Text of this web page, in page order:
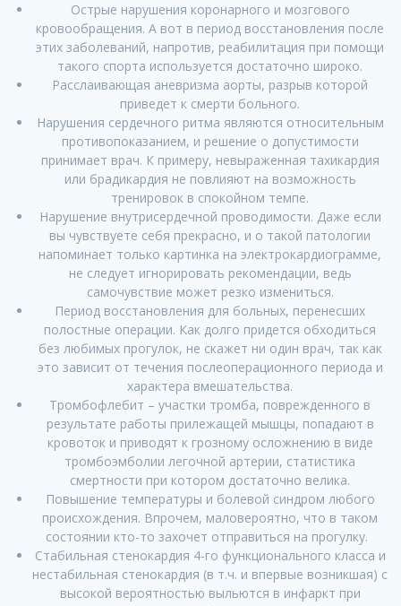
Острые нарушения коронарного и мозгового
кровообращения. А вот в период восстановления после
этих заболеваний, напротив, реабилитация при помощи
такого спорта используется достаточно широко.
Расслаивающая аневризма аорты, разрыв которой
приведет к смерти больного.
Нарушения сердечного ритма являются относительным
противопоказанием, и решение о допустимости
принимает врач. К примеру, невыраженная тахикардия
или брадикардия не повлияют на возможность
тренировок в спокойном темпе.
Нарушение внутрисердечной проводимости. Даже если
вы чувствуете себя прекрасно, и о такой патологии
напоминает только картинка на электрокардиограмме,
не следует игнорировать рекомендации, ведь
самочувствие может резко измениться.
Период восстановления для больных, перенесших
полостные операции. Как долго придется обходиться
без любимых прогулок, не скажет ни один врач, так как
это зависит от течения послеоперационного периода и
характера вмешательства.
Тромбофлебит – участки тромба, поврежденного в
результате работы прилежащей мышцы, попадают в
кровоток и приводят к грозному осложнению в виде
тромбоэмболии легочной артерии, статистика
смертности при котором достаточно велика.
Повышение температуры и болевой синдром любого
происхождения. Впрочем, маловероятно, что в таком
состоянии кто-то захочет отправиться на прогулку.
Стабильная стенокардия 4-го функционального класса и
нестабильная стенокардия (в т.ч. и впервые возникшая) с
высокой вероятностью выльются в инфаркт при